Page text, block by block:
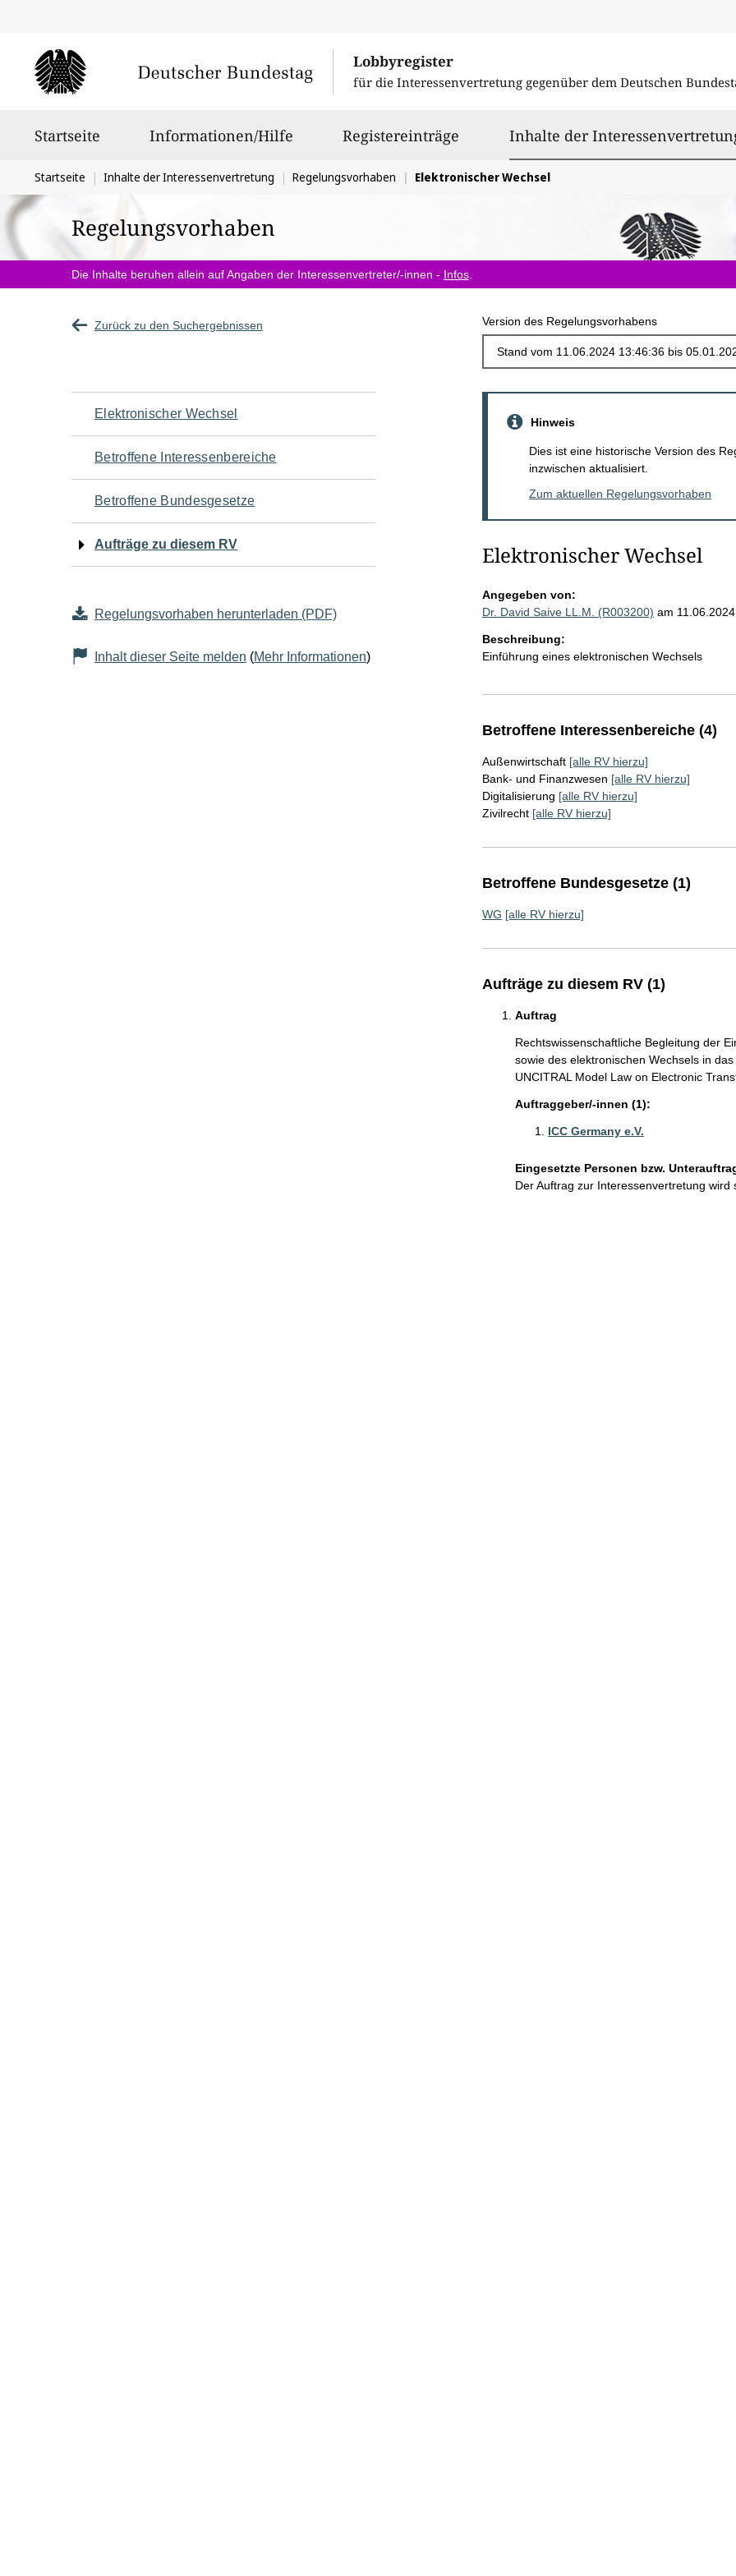
Lobbyregister
für die Interessenvertretung gegenüber dem Deutschen
Startseite Informationen/Hilfe Registereinträge Inhalte der
Sie
befinden
sich
hier:
Startseite Inhalte der Interessenvertretung Regelungsvorhaben Elektronischer Wechsel
Regelungsvorhaben
Die Inhalte beruhen allein auf Angaben der Interessenvertreter/-innen - Infos
Zurück zu den Suchergebnissen Version des Regelungsvorhabens
Navigation
für
den
Seiteninhalt
Elektronischer Wechsel
Betroffene Interessenbereiche
Betroffene Bundesgesetze
Aufträge zu diesem RV
Regelungsvorhaben herunterladen (PDF)
Inhalt dieser Seite melden (Mehr Informationen)
Hinweis
Dies ist eine historische Version des
inzwischen aktualisiert.
Zum aktuellen Regelungsvorhaben
Elektronischer Wechsel
Angegeben von:
Dr. David Saive LL.M. (R003200) am 11.06.2024
Beschreibung:
Einführung eines elektronischen Wechsels
Betroffene Interessenbereiche (4)
Außenwirtschaft [alle RV hierzu]
Bank- und Finanzwesen [alle RV hierzu]
Digitalisierung [alle RV hierzu]
Zivilrecht [alle RV hierzu]
Betroffene Bundesgesetze (1)
WG [alle RV hierzu]
Aufträge zu diesem RV (1)
Auftrag
Rechtswissenschaftliche Begleitung der
sowie des elektronischen Wechsels in
UNCITRAL Model Law on Electronic
Auftraggeber/-innen (1):
ICC Germany e.V.
Eingesetzte Personen bzw.
Der Auftrag zur Interessenvertretung wird